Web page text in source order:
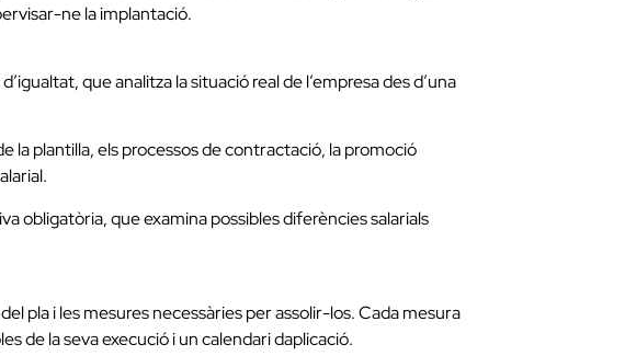
ne la implantació.
que analitza la situació real de l’empresa des d’una
la plantilla, els processos de contractació, la promoció
obligatòria, que examina possibles diferències salarials
pla i les mesures necessàries per assolir-los. Cada mesura
de la seva execució i un calendari daplicació.